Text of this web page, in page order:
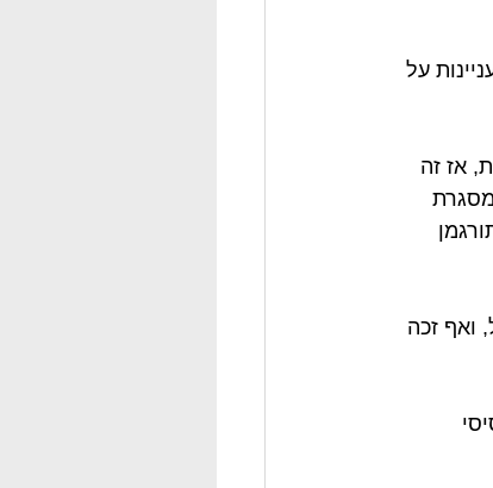
יבשים אז הבאנו לכם 5 עובדות מעניינות על
אז זה
לג'מייקה לתקופה של 4 שנים במסגרת
ואף זכה